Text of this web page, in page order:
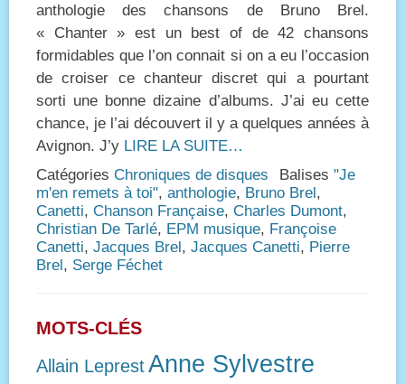
anthologie des chansons de Bruno Brel.
« Chanter » est un best of de 42 chansons
formidables que l’on connait si on a eu l’occasion
de croiser ce chanteur discret qui a pourtant
sorti une bonne dizaine d’albums. J’ai eu cette
chance, je l’ai découvert il y a quelques années à
Avignon. J’y LIRE LA SUITE…
Catégories Chroniques de disques Balises "Je
m'en remets à toi", anthologie, Bruno Brel,
Canetti, Chanson Française, Charles Dumont,
Christian De Tarlé, EPM musique, Françoise
Canetti, Jacques Brel, Jacques Canetti, Pierre
Brel, Serge Féchet
MOTS-CLÉS
Allain LeprestAnne Sylvestre